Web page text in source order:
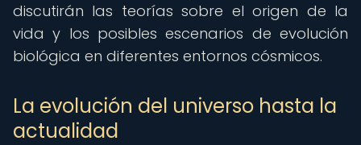
discutirán las teorías sobre el origen de la
vida y los posibles escenarios de evolución
biológica en diferentes entornos cósmicos.
La evolución del universo hasta la
actualidad